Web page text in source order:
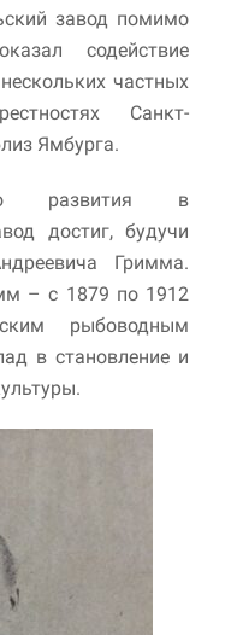
завод помимо
содействие
частных
Санкт-
Ямбурга.
развития в
достиг, будучи
Гримма.
– с 1879 по 1912
рыбоводным
в становление и